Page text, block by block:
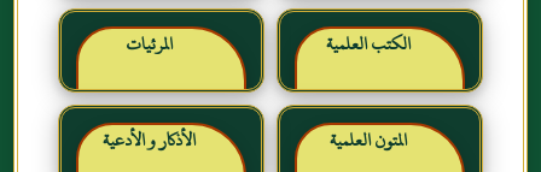
الكتب العلمية المرئيات
المتون العلمية الأذكار و الأدعية